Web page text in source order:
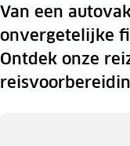
Van een
onvergetelijke
Ontdek onze